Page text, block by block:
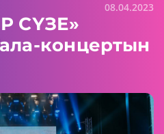
08.04.2023
СҮЗЕ»
концертын